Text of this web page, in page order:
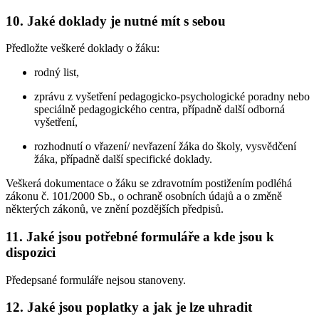
10. Jaké doklady je nutné mít s sebou
Předložte veškeré doklady o žáku:
rodný list,
zprávu z vyšetření pedagogicko-psychologické poradny nebo
speciálně pedagogického centra, případně další odborná
vyšetření,
rozhodnutí o vřazení/ nevřazení žáka do školy, vysvědčení
žáka, případně další specifické doklady.
Veškerá dokumentace o žáku se zdravotním postižením podléhá
zákonu č. 101/2000 Sb., o ochraně osobních údajů a o změně
některých zákonů, ve znění pozdějších předpisů.
11. Jaké jsou potřebné formuláře a kde jsou k
dispozici
Předepsané formuláře nejsou stanoveny.
12. Jaké jsou poplatky a jak je lze uhradit